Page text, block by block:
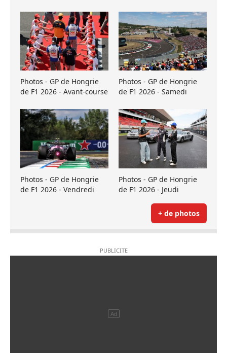
Photos - GP de Hongrie
de F1 2026 - Avant-course
Photos - GP de Hongrie
de F1 2026 - Samedi
Photos - GP de Hongrie
de F1 2026 - Vendredi
Photos - GP de Hongrie
de F1 2026 - Jeudi
+ de photos